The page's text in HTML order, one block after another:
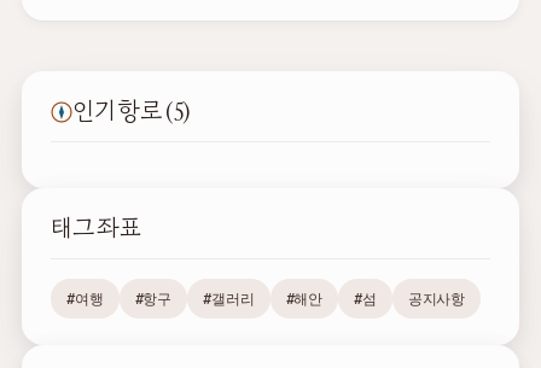
인기 항로 (5)
태그 좌표
#여행 #항구 #갤러리 #해안 #섬 공지사항